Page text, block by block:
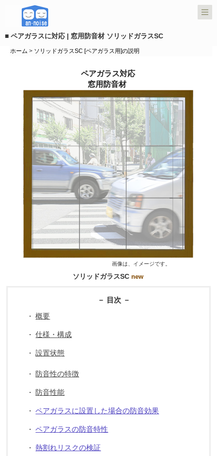
■ ペアガラスに対応 | 窓用防音材 ソリッドガラスSC
ホーム > ソリッドガラスSC [ペアガラス用]の説明
ペアガラス対応
窓用防音材
画像は、イメージです。
ソリッドガラスSCnew
－ 目次 －
・概要
・仕様・構成
・設置状態
・ 防音性の特徴
・ 防音性能
・ペアガラスに設置した場合の防音効果
・ペアガラスの防音特性
・熱割れリスクの検証